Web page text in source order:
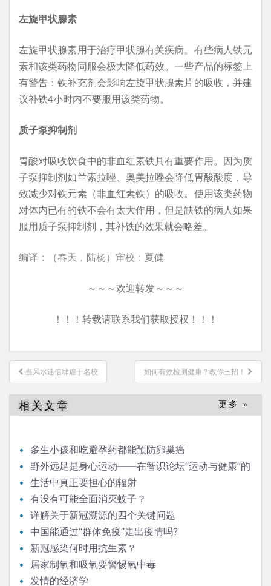
左旋甲状腺素
左旋甲状腺素用于治疗甲状腺有关疾病。有些病人铁元
素和该类药物同服会极大降低药效。一些产品的标签上
有警告：铁补充剂会影响左旋甲状腺素片的吸收，并建
议补铁4小时内不要服用该类药物。
质子泵抑制剂
胃酸对吸收饮食中的非血红素铁具有重要作用。因为质
子泵抑制剂如兰索拉唑、奥美拉唑会降低胃酸酸度，导
致减少对铁元素（非血红素铁）的吸收。使用该类药物
对体内已有的铁不会有太大作用，但是缺铁的病人如果
服用质子泵抑制剂，其补铁的效果就会略差。
编译：（春天，陆杨）审校：夏健
～～～欢迎转发～～～
！！！转载请联系我们获取授权！！！
文
章
导
航
当风水迷信肆虐于名校 如何有效检测健康？教你三招！
相关文章 更多 »
多生小孩和吃避孕药都能预防卵巢癌
野外远足是身心运动——在智识论坛“运动与健康”的
发言生活中真正要担心的辐射
有没有可能全面消灭蚊子？
详解关于新冠溯源的四个关键问题
中国能通过“群体免疫”走出疫情吗?
新冠感染何时用抗生素？
居家制氧和吸氧要警惕氧中毒
发情的经济学